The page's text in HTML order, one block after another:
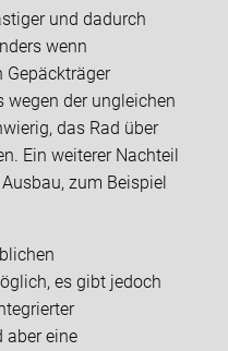
und dadurch
wenn
Gepäckträger
wegen der ungleichen
das Rad über
Ein weiterer Nachteil
zum Beispiel
es gibt jedoch
aber eine